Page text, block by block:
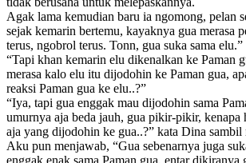
Agak lama kemudian baru ia ngomong, pelan
sejak kemarin bertemu, kayaknya gua merasa
terus, ngobrol terus. Tonn, gua suka sama elu.”
“Tapi khan kemarin elu dikenalkan ke Paman
merasa kalo elu itu dijodohin ke Paman gua,
reaksi Paman gua ke elu..?”
“Iya, tapi gua enggak mau dijodohin sama
umurnya aja beda jauh, gua pikir-pikir, kenapa
aja yang dijodohin ke gua..?” kata Dina sambil
Aku pun menjawab, “Gua sebenarnya juga
enggak enak sama Paman gua, entar dikiranya